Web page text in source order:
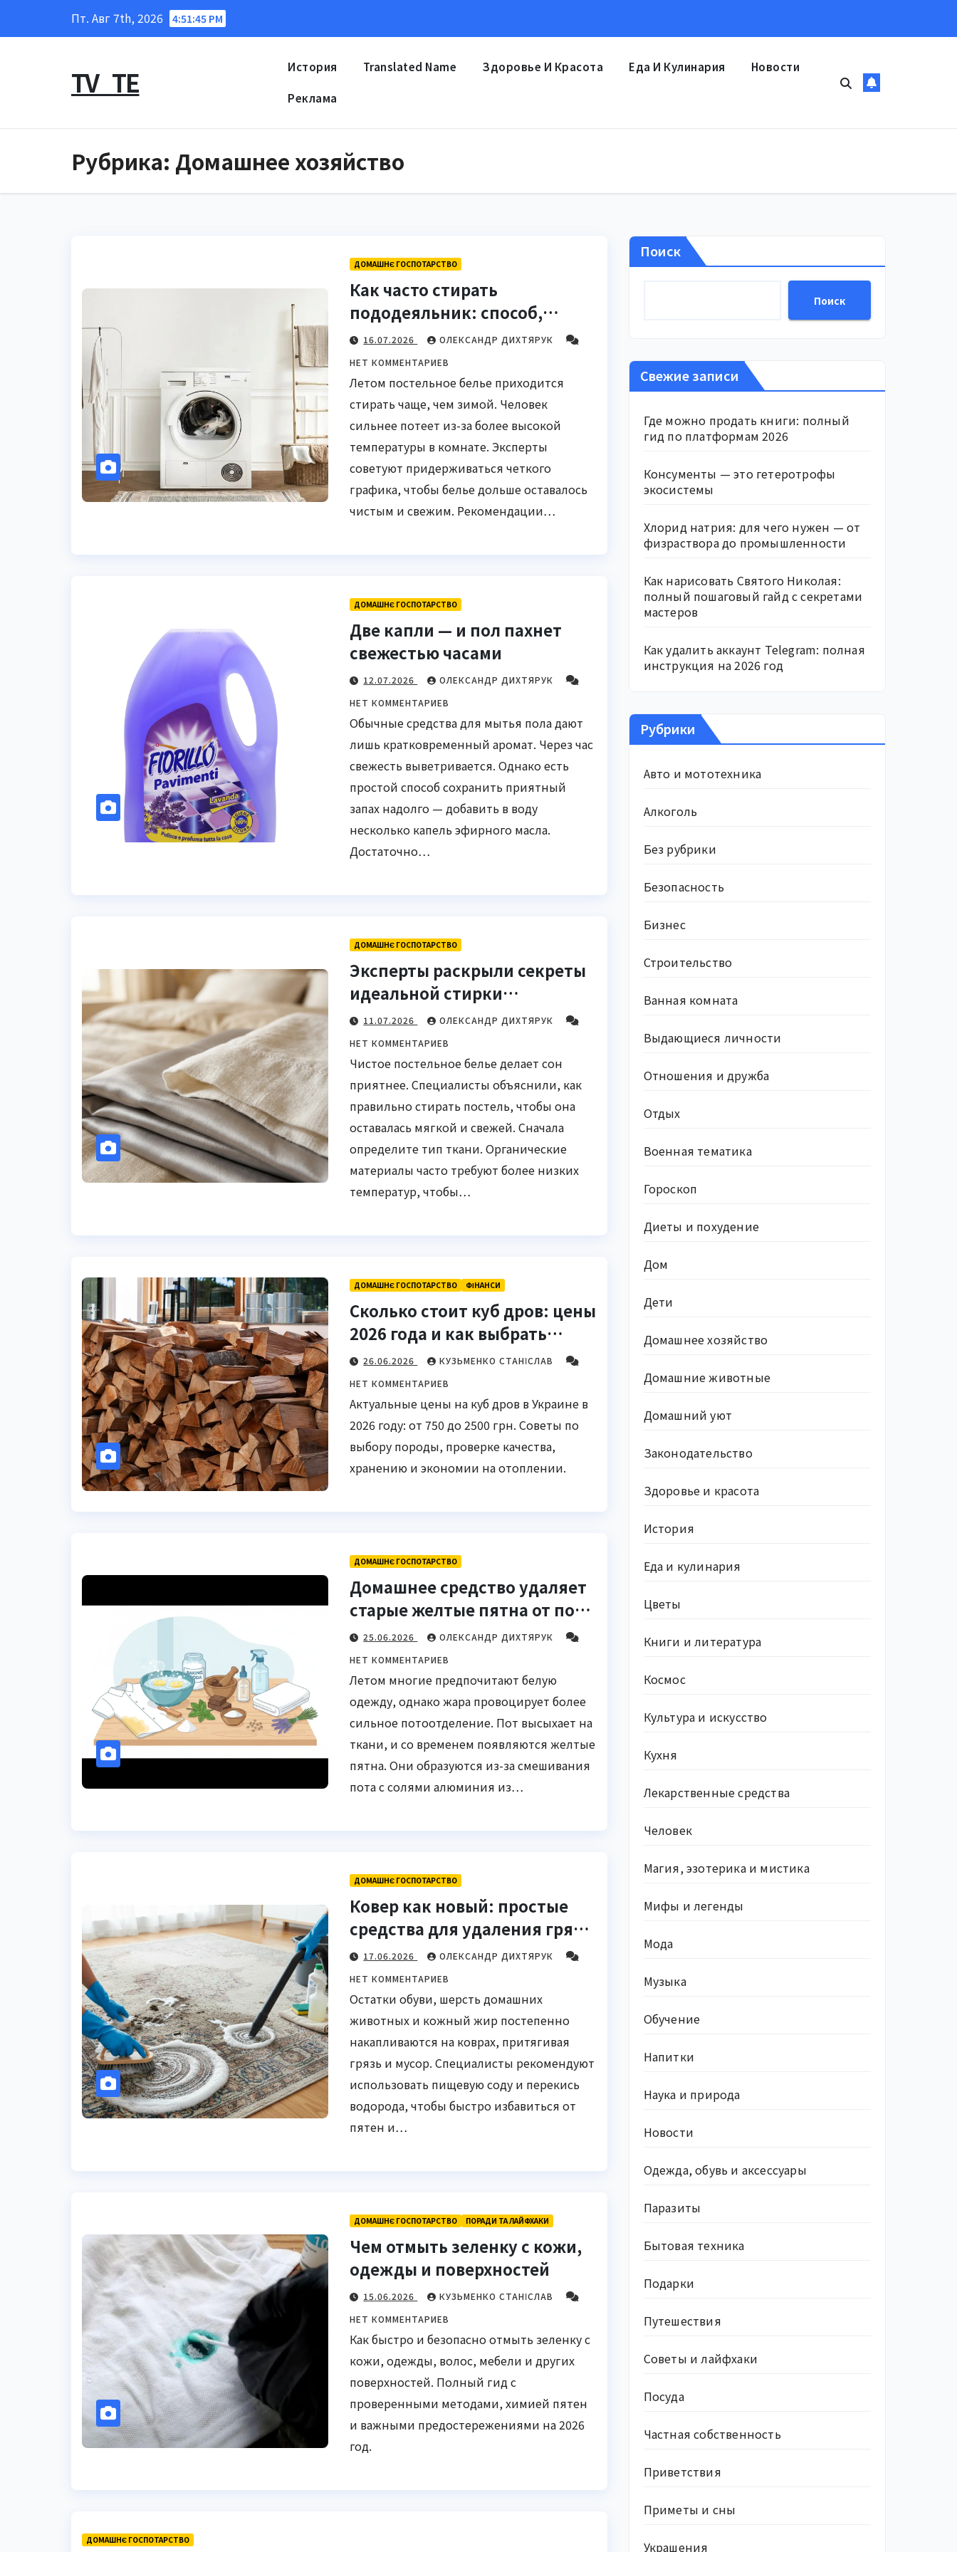
Пт. Авг 7th, 2026 4:51:47 PM
TV_TE История Translated Name Здоровье И Красота Еда И Кулинария Новости
Реклама
Рубрика: Домашнее хозяйство
ДОМАШНЄ ГОСПОТАРСТВО
Как часто стирать
пододеяльник: способ,
сохраняющий свежесть
белья
16.07.2026
ОЛЕКСАНДР ДИХТЯРУК
НЕТ КОММЕНТАРИЕВ
Летом постельное белье приходится
стирать чаще, чем зимой. Человек
сильнее потеет из-за более высокой
температуры в комнате. Эксперты
советуют придерживаться четкого
графика, чтобы белье дольше оставалось
чистым и свежим. Рекомендации…
ДОМАШНЄ ГОСПОТАРСТВО
Две капли — и пол пахнет
свежестью часами
12.07.2026
ОЛЕКСАНДР ДИХТЯРУК
НЕТ КОММЕНТАРИЕВ
Обычные средства для мытья пола дают
лишь кратковременный аромат. Через час
свежесть выветривается. Однако есть
простой способ сохранить приятный
запах надолго — добавить в воду
несколько капель эфирного масла.
Достаточно…
ДОМАШНЄ ГОСПОТАРСТВО
Эксперты раскрыли секреты
идеальной стирки
постельного белья
11.07.2026
ОЛЕКСАНДР ДИХТЯРУК
НЕТ КОММЕНТАРИЕВ
Чистое постельное белье делает сон
приятнее. Специалисты объяснили, как
правильно стирать постель, чтобы она
оставалась мягкой и свежей. Сначала
определите тип ткани. Органические
материалы часто требуют более низких
температур, чтобы…
ДОМАШНЄ ГОСПОТАРСТВО ФІНАНСИ
Сколько стоит куб дров: цены
2026 года и как выбрать
выгодно
26.06.2026
КУЗЬМЕНКО СТАНІСЛАВ
НЕТ КОММЕНТАРИЕВ
Актуальные цены на куб дров в Украине в
2026 году: от 750 до 2500 грн. Советы по
выбору породы, проверке качества,
хранению и экономии на отоплении.
ДОМАШНЄ ГОСПОТАРСТВО
Домашнее средство удаляет
старые желтые пятна от пота
с белой одежды
25.06.2026
ОЛЕКСАНДР ДИХТЯРУК
НЕТ КОММЕНТАРИЕВ
Летом многие предпочитают белую
одежду, однако жара провоцирует более
сильное потоотделение. Пот высыхает на
ткани, и со временем появляются желтые
пятна. Они образуются из-за смешивания
пота с солями алюминия из…
ДОМАШНЄ ГОСПОТАРСТВО
Ковер как новый: простые
средства для удаления грязи
и запахов
17.06.2026
ОЛЕКСАНДР ДИХТЯРУК
НЕТ КОММЕНТАРИЕВ
Остатки обуви, шерсть домашних
животных и кожный жир постепенно
накапливаются на коврах, притягивая
грязь и мусор. Специалисты рекомендуют
использовать пищевую соду и перекись
водорода, чтобы быстро избавиться от
пятен и…
ДОМАШНЄ ГОСПОТАРСТВО ПОРАДИ ТА ЛАЙФХАКИ
Чем отмыть зеленку с кожи,
одежды и поверхностей
15.06.2026
КУЗЬМЕНКО СТАНІСЛАВ
НЕТ КОММЕНТАРИЕВ
Как быстро и безопасно отмыть зеленку с
кожи, одежды, волос, мебели и других
поверхностей. Полный гид с
проверенными методами, химией пятен
и важными предостережениями на 2026
год.
ДОМАШНЄ ГОСПОТАРСТВО
Поиск
Поиск
Свежие записи
Где можно продать книги: полный
гид по платформам 2026
Консументы — это гетеротрофы
экосистемы
Хлорид натрия: для чего нужен — от
физраствора до промышленности
Как нарисовать Святого Николая:
полный пошаговый гайд с секретами
мастеров
Как удалить аккаунт Telegram: полная
инструкция на 2026 год
Рубрики
Авто и мототехника
Алкоголь
Без рубрики
Безопасность
Бизнес
Строительство
Ванная комната
Выдающиеся личности
Отношения и дружба
Отдых
Военная тематика
Гороскоп
Диеты и похудение
Дом
Дети
Домашнее хозяйство
Домашние животные
Домашний уют
Законодательство
Здоровье и красота
История
Еда и кулинария
Цветы
Книги и литература
Космос
Культура и искусство
Кухня
Лекарственные средства
Человек
Магия, эзотерика и мистика
Мифы и легенды
Мода
Музыка
Обучение
Напитки
Наука и природа
Новости
Одежда, обувь и аксессуары
Паразиты
Бытовая техника
Подарки
Путешествия
Советы и лайфхаки
Посуда
Частная собственность
Приветствия
Приметы и сны
Украшения